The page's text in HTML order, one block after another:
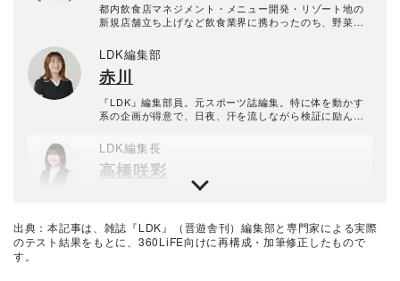
都内飲食店マネジメント・メニュー開発・リゾート地の
新規店舗立ち上げなど飲食業界に携わったのち、野菜メ
料理家として独立。時短・電子レンジ活用などの簡単お
かずや初心者でも作りやすいおやつレシピ提案が得意で
各種メディアで活躍中。
LDK編集部
赤川
『LDK』編集部員。元スポーツ誌編集。特に体を動かす
系の企画が得意で、日夜、汗を流しながら検証に励んで
LDK編集長
高橋咲彩
雑誌『LDK』を統括する自称テスト大好き人間。得意な
ップ巡りも日課。1993年生まれ。2018年に晋遊舎に入社
後、雑誌『MONOQLO』を経て、2023年『LDK』編集
長に就任。市場調査を元に特集のテーマ決めや表紙作
暮らしのおすすめベストバイ
出典：本記事は、雑誌『LDK』（晋遊舎刊）編集部と専門家による実際
のテスト結果をもとに、360LiFE向けに再構成・加筆修正したもので
す。